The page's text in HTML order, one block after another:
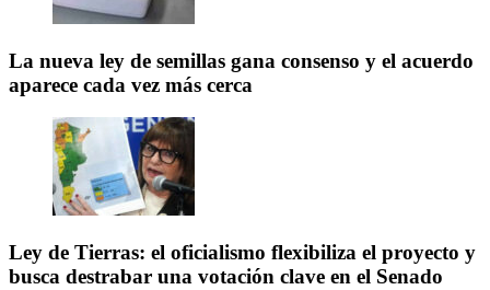
La nueva ley de semillas gana consenso y el acuerdo
aparece cada vez más cerca
Ley de Tierras: el oficialismo flexibiliza el proyecto y
busca destrabar una votación clave en el Senado